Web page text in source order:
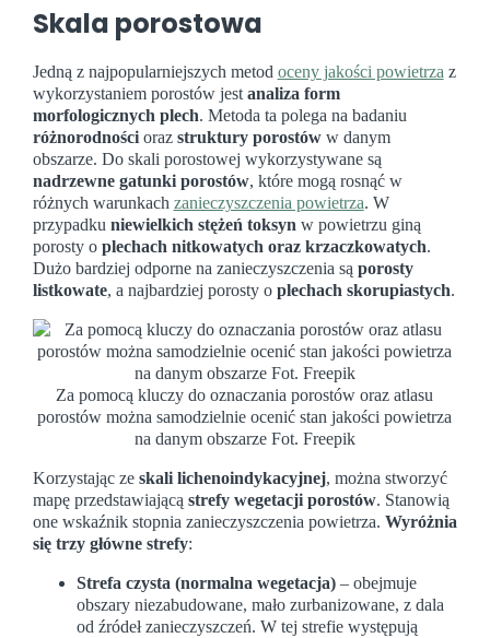
Skala porostowa
Jedną z najpopularniejszych metod oceny jakości powietrza z
wykorzystaniem porostów jest analiza form
morfologicznych plech. Metoda ta polega na badaniu
różnorodnościoraz struktury porostóww danym
obszarze. Do skali porostowej wykorzystywane są
nadrzewne gatunki porostów, które mogą rosnąć w
różnych warunkach zanieczyszczenia powietrza. W
przypadku niewielkich stężeń toksyn w powietrzu giną
porosty o plechach nitkowatych oraz krzaczkowatych.
Dużo bardziej odporne na zanieczyszczenia są porosty
listkowate, a najbardziej porosty o plechach skorupiastych.
Za pomocą kluczy do oznaczania porostów oraz atlasu
porostów można samodzielnie ocenić stan jakości powietrza
na danym obszarze Fot. Freepik
Korzystając ze skali lichenoindykacyjnej, można stworzyć
mapę przedstawiającą strefy wegetacji porostów. Stanowią
one wskaźnik stopnia zanieczyszczenia powietrza. Wyróżnia
się trzy główne strefy:
Strefa czysta (normalna wegetacja)– obejmuje
obszary niezabudowane, mało zurbanizowane, z dala
od źródeł zanieczyszczeń. W tej strefie występują